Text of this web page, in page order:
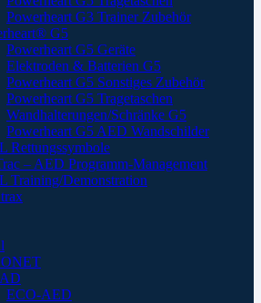
Powerheart G3 Trainer Zubehör
G5
Powerheart G5 Geräte
Elektroden & Batterien G5
Powerheart G5 Sonstiges Zubehör
Powerheart G5 Tragetaschen
Wandhalterungen/Schränke G5
Powerheart G5 AED Wandschilder
Rettungssymbole
– AED Programm-Management
Training/Demonstration
ECO-AED